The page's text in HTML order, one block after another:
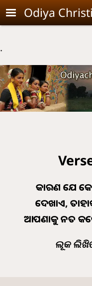
Skip to main
Odiya
.
କାରଣ ଯେ
ଦେଖାଏ,
ଆପଣାକୁ ନତ
ଲୂକ